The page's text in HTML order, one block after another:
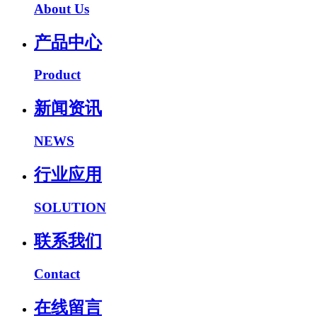
About Us
产品中心
Product
新闻资讯
NEWS
行业应用
SOLUTION
联系我们
Contact
在线留言